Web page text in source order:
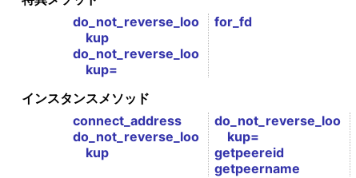
do_not_reverse_loo
kup
do_not_reverse_loo
kup=
for_fd
インスタンスメソッド
connect_address
do_not_reverse_loo
kup
do_not_reverse_loo
kup=
getpeereid
getpeername